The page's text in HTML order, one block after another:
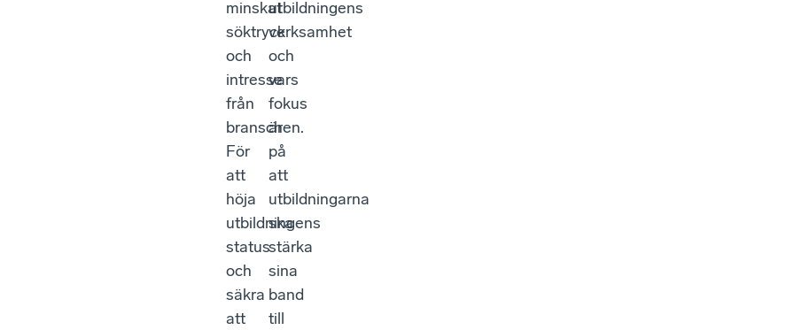
minskat
söktryck
och
intresse
från
branschen.
För
att
höja
utbildningens
status
och
säkra
att
utbildningens
verksamhet
och
vars
fokus
är
på
att
utbildningarna
ska
stärka
sina
band
till